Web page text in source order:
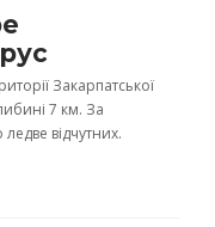
Закарпатської
7 км. За
відчутних.